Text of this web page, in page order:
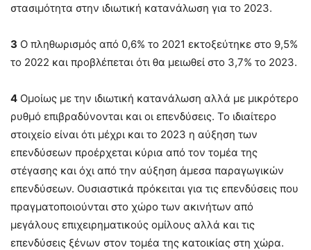
στασιμότητα στην ιδιωτική κατανάλωση για το 2023.
3 Ο πληθωρισμός από 0,6% το 2021 εκτοξεύτηκε στο 9,5%
το 2022 και προβλέπεται ότι θα μειωθεί στο 3,7% το 2023.
4 Ομοίως με την ιδιωτική κατανάλωση αλλά με μικρότερο
ρυθμό επιβραδύνονται και οι επενδύσεις. Το ιδιαίτερο
στοιχείο είναι ότι μέχρι και το 2023 η αύξηση των
επενδύσεων προέρχεται κύρια από τον τομέα της
στέγασης και όχι από την αύξηση άμεσα παραγωγικών
επενδύσεων. Ουσιαστικά πρόκειται για τις επενδύσεις που
πραγματοποιούνται στο χώρο των ακινήτων από
μεγάλους επιχειρηματικούς ομίλους αλλά και τις
επενδύσεις ξένων στον τομέα της κατοικίας στη χώρα.